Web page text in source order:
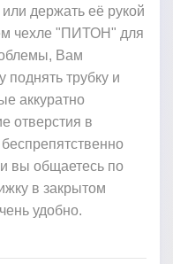
держать её рукой
чехле "ПИТОН" для
Вам
поднять трубку и
аккуратно
отверстия в
вы общаетесь по
в закрытом
удобно.